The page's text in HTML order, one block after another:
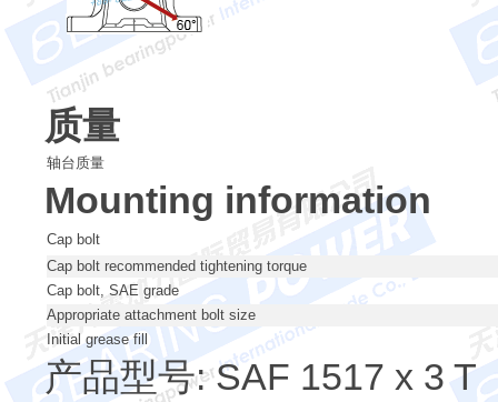
质量
轴台质量
Mounting information
Cap bolt
Cap bolt recommended tightening torque
Cap bolt, SAE grade
Appropriate attachment bolt size
Initial grease fill
产品型号: SAF 1517 x 3 T